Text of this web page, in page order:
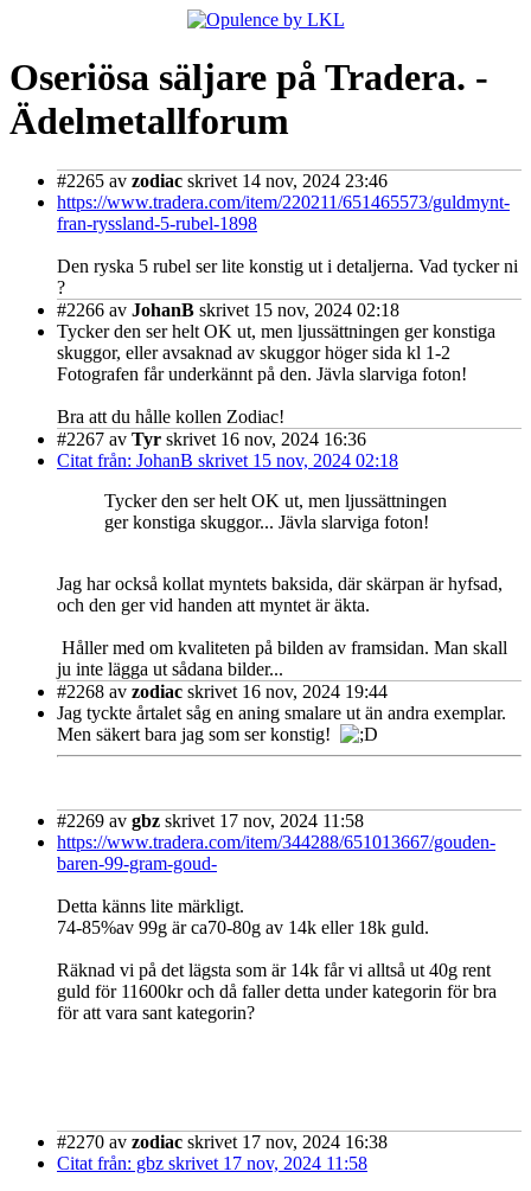
Oseriösa säljare på Tradera. -
Ädelmetallforum
#2265 av zodiac skrivet 14 nov, 2024 23:46
https://www.tradera.com/item/220211/651465573/guldmynt-
fran-ryssland-5-rubel-1898
Den ryska 5 rubel ser lite konstig ut i detaljerna. Vad tycker ni
?
#2266 av JohanB skrivet 15 nov, 2024 02:18
Tycker den ser helt OK ut, men ljussättningen ger konstiga
skuggor, eller avsaknad av skuggor höger sida kl 1-2
Fotografen får underkännt på den. Jävla slarviga foton!
Bra att du hålle kollen Zodiac!
#2267 av Tyr skrivet 16 nov, 2024 16:36
Citat från: JohanB skrivet 15 nov, 2024 02:18
Tycker den ser helt OK ut, men ljussättningen
ger konstiga skuggor... Jävla slarviga foton!
Jag har också kollat myntets baksida, där skärpan är hyfsad,
och den ger vid handen att myntet är äkta.
Håller med om kvaliteten på bilden av framsidan. Man skall
ju inte lägga ut sådana bilder...
#2268 av zodiac skrivet 16 nov, 2024 19:44
Jag tyckte årtalet såg en aning smalare ut än andra exemplar.
Men säkert bara jag som ser konstig!
#2269 av gbz skrivet 17 nov, 2024 11:58
https://www.tradera.com/item/344288/651013667/gouden-
baren-99-gram-goud-
Detta känns lite märkligt.
74-85%av 99g är ca70-80g av 14k eller 18k guld.
Räknad vi på det lägsta som är 14k får vi alltså ut 40g rent
guld för 11600kr och då faller detta under kategorin för bra
för att vara sant kategorin?
#2270 av zodiac skrivet 17 nov, 2024 16:38
Citat från: gbz skrivet 17 nov, 2024 11:58